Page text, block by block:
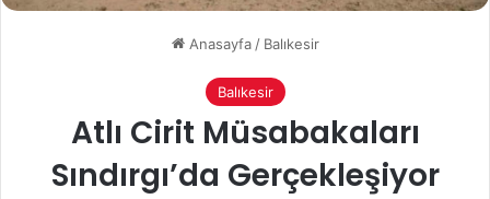
Anasayfa / Balıkesir
Balıkesir
Atlı Cirit Müsabakaları
Sındırgı’da Gerçekleşiyor